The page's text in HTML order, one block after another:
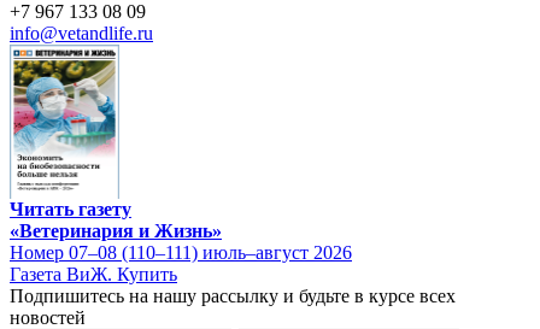
+7 967 133 08 09
info@vetandlife.ru
Читать газету
«Ветеринария и Жизнь»
Номер 07–08 (110–111) июль–август 2026
Газета ВиЖ. Купить
Подпишитесь на нашу рассылку и будьте в курсе всех
новостей